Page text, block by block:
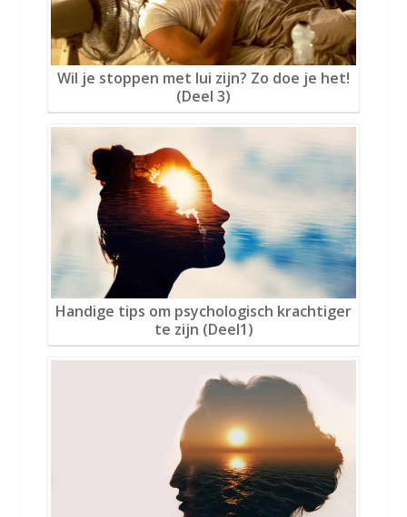
Wil je stoppen met lui zijn? Zo doe je het!
(Deel 3)
Handige tips om psychologisch krachtiger
te zijn (Deel1)